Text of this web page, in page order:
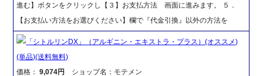
進む】ボタンをクリックし【３】お支払方法 画面に進みます。 ５．
【お支払い方法をお選びください】欄で『代金引換』以外の方法を
「シトルリンDX」（アルギニン・エキストラ・プラス）(オススメ)
(単品)(送料無料)
価格：9,074円 ショップ名：モテメン